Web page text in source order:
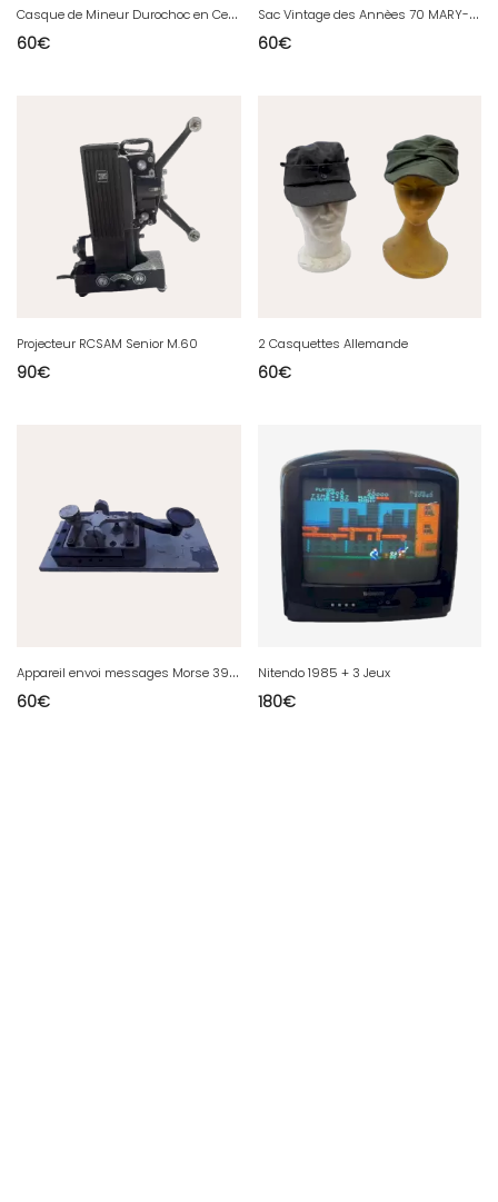
C
asque de Mineur Durochoc en Celoron 3
60€
S
ac Vintage des Annèes 70 MARY-ARM
60€
Projecteur RCSAM Senior M.60
90€
2 Casquettes Allemande
60€
A
ppareil envoi messages Morse 39/45
60€
Nitendo 1985 + 3 Jeux
180€